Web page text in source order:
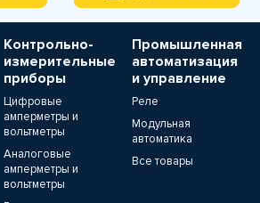
Контрольно-
измерительные
приборы
Цифровые
амперметры и
вольтметры
Аналоговые
амперметры и
вольтметры
Промышленная
автоматизация
и управление
Реле
Модульная
автоматика
Все товары